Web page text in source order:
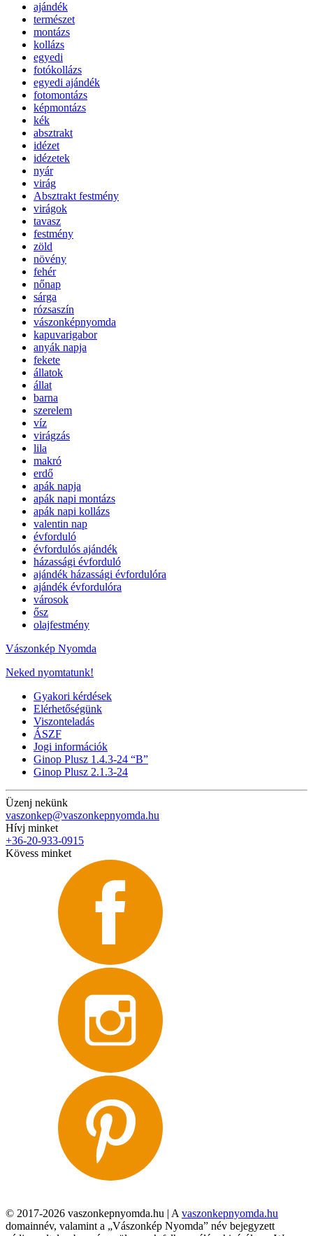
ajándék
természet
montázs
kollázs
egyedi
fotókollázs
egyedi ajándék
fotomontázs
képmontázs
kék
absztrakt
idézet
idézetek
nyár
virág
Absztrakt festmény
virágok
tavasz
festmény
zöld
növény
fehér
nőnap
sárga
rózsaszín
vászonképnyomda
kapuvarigabor
anyák napja
fekete
állatok
állat
barna
szerelem
víz
virágzás
lila
makró
erdő
apák napja
apák napi montázs
apák napi kollázs
valentin nap
évforduló
évfordulós ajándék
házassági évforduló
ajándék házassági évfordulóra
ajándék évfordulóra
városok
ősz
olajfestmény
Vászonkép Nyomda
Neked nyomtatunk!
Gyakori kérdések
Elérhetőségünk
Viszonteladás
ÁSZF
Jogi információk
Ginop Plusz 1.4.3-24 “B”
Ginop Plusz 2.1.3-24
Üzenj nekünk
vaszonkep@vaszonkepnyomda.hu
Hívj minket
+36-20-933-0915
Kövess minket
© 2017-2026 vaszonkepnyomda.hu | A vaszonkepnyomda.hu
domainnév, valamint a „Vászonkép Nyomda” név bejegyzett